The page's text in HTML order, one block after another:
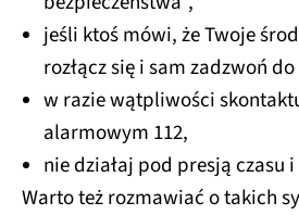
jeśli ktoś mówi, że Twoje
rozłącz się i sam zadzwoń
w razie wątpliwości
alarmowym 112,
nie działaj pod presją czasu
Warto też rozmawiać o takich